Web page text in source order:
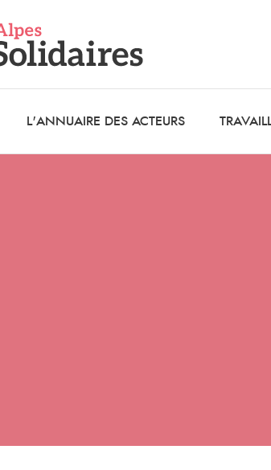
L'ANNUAIRE DES ACTEURS